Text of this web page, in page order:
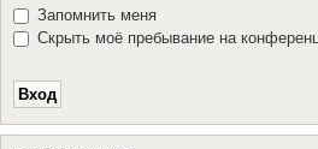
Запомнить меня
Скрыть моё пребывание на